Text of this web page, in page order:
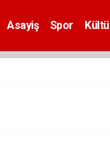
Asayiş Spor